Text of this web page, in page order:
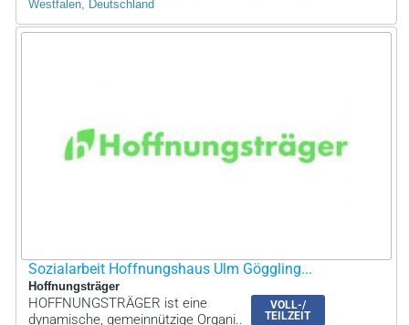
Westfalen, Deutschland
Sozialarbeit Hoffnungshaus Ulm Göggling...
Hoffnungsträger
VOLL-/
TEILZEIT
HOFFNUNGSTRÄGER ist eine
dynamische, gemeinnützige Organi..